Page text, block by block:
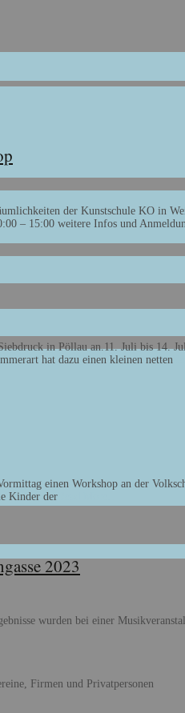
der Kunstschule KO in
– 15:00 weitere Infos und
in Pöllau an.11. Juli bis 14.
hat dazu einen kleinen netten
einen Workshop an der
Kinder der
2023
wurden bei einer
Firmen und Privatpersonen